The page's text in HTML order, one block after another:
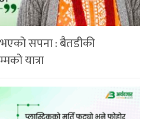
सपना : बैतडीकी
यात्रा